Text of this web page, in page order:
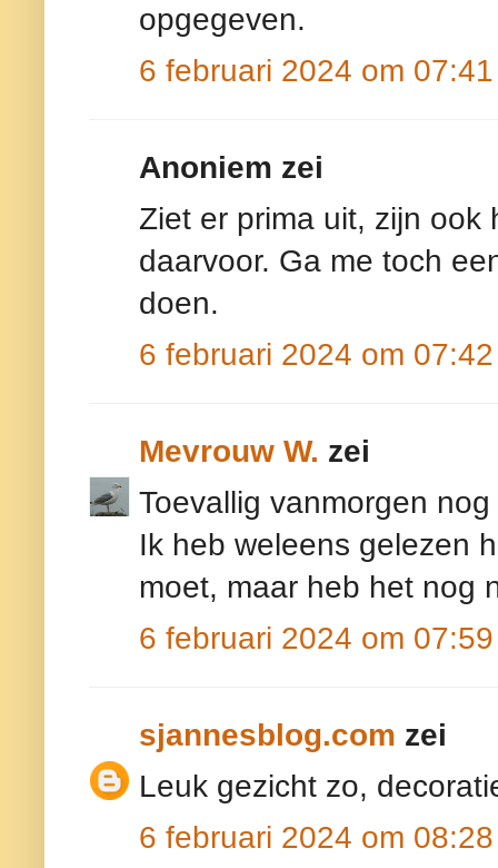
opgegeven.
6 februari 2024 om 07:41
Anoniem zei
Ziet er prima uit, zijn ook
daarvoor. Ga me toch
doen.
6 februari 2024 om 07:42
Mevrouw W. zei
Toevallig vanmorgen
Ik heb weleens gelezen
moet, maar heb het nog
6 februari 2024 om 07:59
sjannesblog.com zei
Leuk gezicht zo,
6 februari 2024 om 08:28